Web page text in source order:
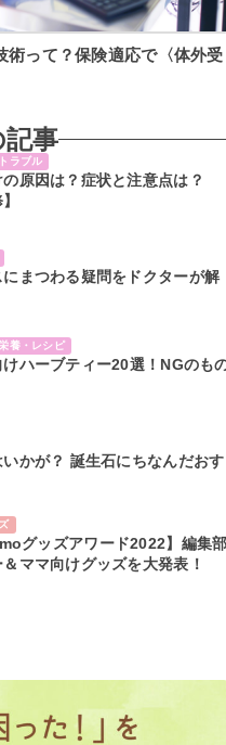
術って？保険適応で〈体外受
事
ラブル
原因は？症状と注意点は？
まつわる疑問をドクターが解
養・レシピ
ハーブティー20選！NGのも
いかが？ 誕生石にちなんだおす
グッズアワード2022】編集
ママ向けグッズを大発表！